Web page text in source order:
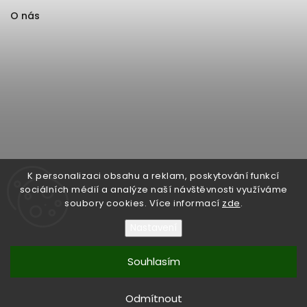
K personalizaci obsahu a reklam, poskytování funkcí
sociálních médií a analýze naší návštěvnosti využíváme
soubory cookies. Více informací zde.
Odmítnout
Souhlasím
O nás